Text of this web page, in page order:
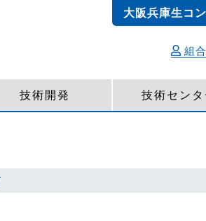
組
大阪兵庫生コ
技術開発 技術センタ